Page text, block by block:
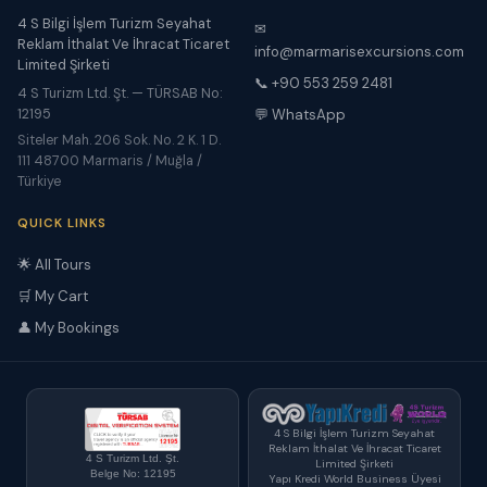
4 S Bilgi İşlem Turizm Seyahat
Reklam İthalat Ve İhracat Ticaret
Limited Şirketi
4 S Turizm Ltd. Şt. — TÜRSAB No:
12195
Siteler Mah. 206 Sok. No. 2 K. 1 D.
111 48700 Marmaris / Muğla /
Türkiye
✉
info@marmarisexcursions.com
📞 +90 553 259 2481
💬 WhatsApp
QUICK LINKS
🌟 All Tours
🛒 My Cart
👤 My Bookings
4 S Turizm Ltd. Şt.
Belge No: 12195
4 S Bilgi İşlem Turizm Seyahat
Reklam İthalat Ve İhracat Ticaret
Limited Şirketi
Yapı Kredi World Business Üyesi